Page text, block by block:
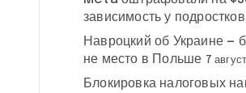
зависимость у подростков
Навроцкий об Украине —
не место в Польше 7
Блокировка налоговых